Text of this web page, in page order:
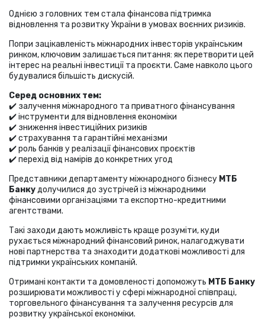
Однією з головних тем стала фінансова підтримка
відновлення та розвитку України в умовах воєнних ризиків.
Попри зацікавленість міжнародних інвесторів українським
ринком, ключовим залишається питання: як перетворити цей
інтерес на реальні інвестиції та проєкти. Саме навколо цього
будувалися більшість дискусій.
Серед основних тем:
✔️ залучення міжнародного та приватного фінансування
✔️ інструменти для відновлення економіки
✔️ зниження інвестиційних ризиків
✔️ страхування та гарантійні механізми
✔️ роль банків у реалізації фінансових проєктів
✔️ перехід від намірів до конкретних угод
Представники департаменту міжнародного бізнесу МТБ
Банкудолучилися до зустрічей із міжнародними
фінансовими організаціями та експортно-кредитними
агентствами.
Такі заходи дають можливість краще розуміти, куди
рухається міжнародний фінансовий ринок, налагоджувати
нові партнерства та знаходити додаткові можливості для
підтримки українських компаній.
Отримані контакти та домовленості допоможуть МТБ Банку
розширювати можливості у сфері міжнародної співпраці,
торговельного фінансування та залучення ресурсів для
розвитку української економіки.